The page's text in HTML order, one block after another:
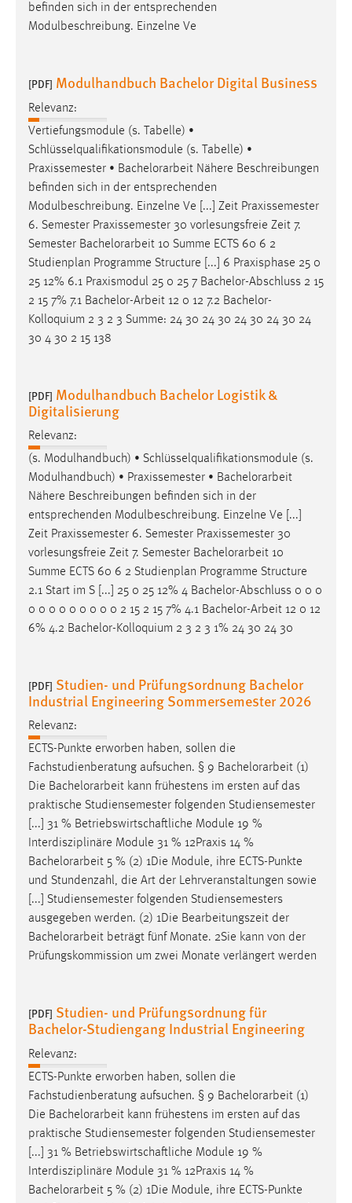
befinden sich in der entsprechenden
Modulbeschreibung. Einzelne Ve
[PDF] Modulhandbuch Bachelor Digital Business
Relevanz:
Vertiefungsmodule (s. Tabelle) •
Schlüsselqualifikationsmodule (s. Tabelle) •
Praxissemester • Bachelorarbeit Nähere Beschreibungen
befinden sich in der entsprechenden
Modulbeschreibung. Einzelne Ve [...] Zeit Praxissemester
6. Semester Praxissemester 30 vorlesungsfreie Zeit 7.
Semester Bachelorarbeit 10 Summe ECTS 60 6 2
Studienplan Programme Structure [...] 6 Praxisphase 25 0
25 12% 6.1 Praxismodul 25 0 25 7 Bachelor-Abschluss 2 15
2 15 7% 7.1 Bachelor-Arbeit 12 0 12 7.2 Bachelor-
Kolloquium 2 3 2 3 Summe: 24 30 24 30 24 30 24 30 24
30 4 30 2 15 138
[PDF] Modulhandbuch Bachelor Logistik &
Digitalisierung
Relevanz:
(s. Modulhandbuch) • Schlüsselqualifikationsmodule (s.
Modulhandbuch) • Praxissemester • Bachelorarbeit
Nähere Beschreibungen befinden sich in der
entsprechenden Modulbeschreibung. Einzelne Ve [...]
Zeit Praxissemester 6. Semester Praxissemester 30
vorlesungsfreie Zeit 7. Semester Bachelorarbeit 10
Summe ECTS 60 6 2 Studienplan Programme Structure
2.1 Start im S [...] 25 0 25 12% 4 Bachelor-Abschluss 0 0 0
0 0 0 0 0 0 0 0 0 2 15 2 15 7% 4.1 Bachelor-Arbeit 12 0 12
6% 4.2 Bachelor-Kolloquium 2 3 2 3 1% 24 30 24 30
[PDF] Studien- und Prüfungsordnung Bachelor
Industrial Engineering Sommersemester 2026
Relevanz:
ECTS-Punkte erworben haben, sollen die
Fachstudienberatung aufsuchen. § 9 Bachelorarbeit (1)
Die Bachelorarbeit kann frühestens im ersten auf das
praktische Studiensemester folgenden Studiensemester
[...] 31 % Betriebswirtschaftliche Module 19 %
Interdisziplinäre Module 31 % 12Praxis 14 %
Bachelorarbeit 5 % (2) 1Die Module, ihre ECTS-Punkte
und Stundenzahl, die Art der Lehrveranstaltungen sowie
[...] Studiensemester folgenden Studiensemesters
ausgegeben werden. (2) 1Die Bearbeitungszeit der
Bachelorarbeit beträgt fünf Monate. 2Sie kann von der
Prüfungskommission um zwei Monate verlängert werden
[PDF] Studien- und Prüfungsordnung für
Bachelor-Studiengang Industrial Engineering
Relevanz:
ECTS-Punkte erworben haben, sollen die
Fachstudienberatung aufsuchen. § 9 Bachelorarbeit (1)
Die Bachelorarbeit kann frühestens im ersten auf das
praktische Studiensemester folgenden Studiensemester
[...] 31 % Betriebswirtschaftliche Module 19 %
Interdisziplinäre Module 31 % 12Praxis 14 %
Bachelorarbeit 5 % (2) 1Die Module, ihre ECTS-Punkte
EXTERNE MEDIEN
Um Inhalte von Videoplattformen und Social Media
YouTube
Vimeo